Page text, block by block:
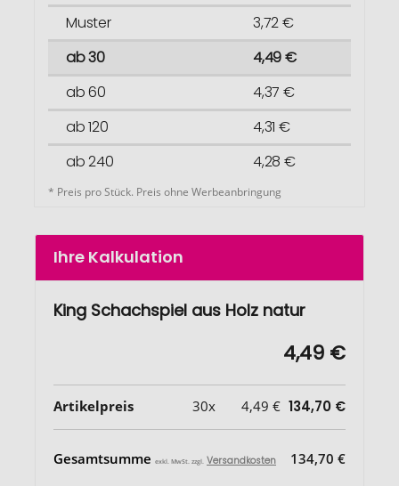
Muster
3,72 €
ab 30
4,49 €
ab 60
4,37 €
ab 120
4,31 €
ab 240
4,28 €
* Preis pro Stück. Preis ohne Werbeanbringung
Ihre Kalkulation
King Schachspiel aus Holz natur
4,49 €
Artikelpreis 30x 4,49 € 134,70 €
Gesamtsumme exkl. MwSt. zzgl. Versandkosten 134,70 €